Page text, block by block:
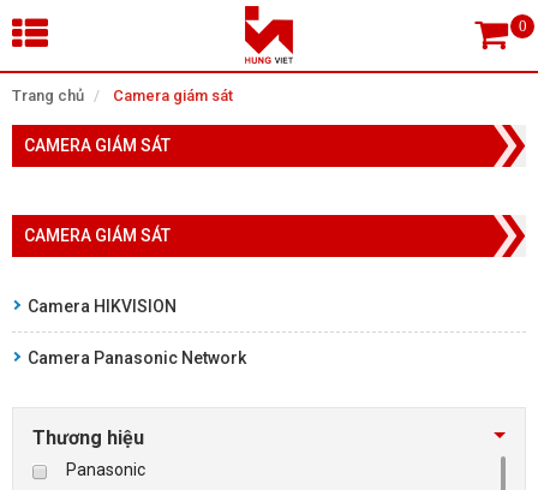
Trang chủ Camera giám sát
CAMERA GIÁM SÁT
CAMERA GIÁM SÁT
Camera HIKVISION
Camera Panasonic Network
Thương hiệu
Panasonic
×
Tìm theo danh mục
TRANG CHỦ
CAMERA GIÁM SÁT